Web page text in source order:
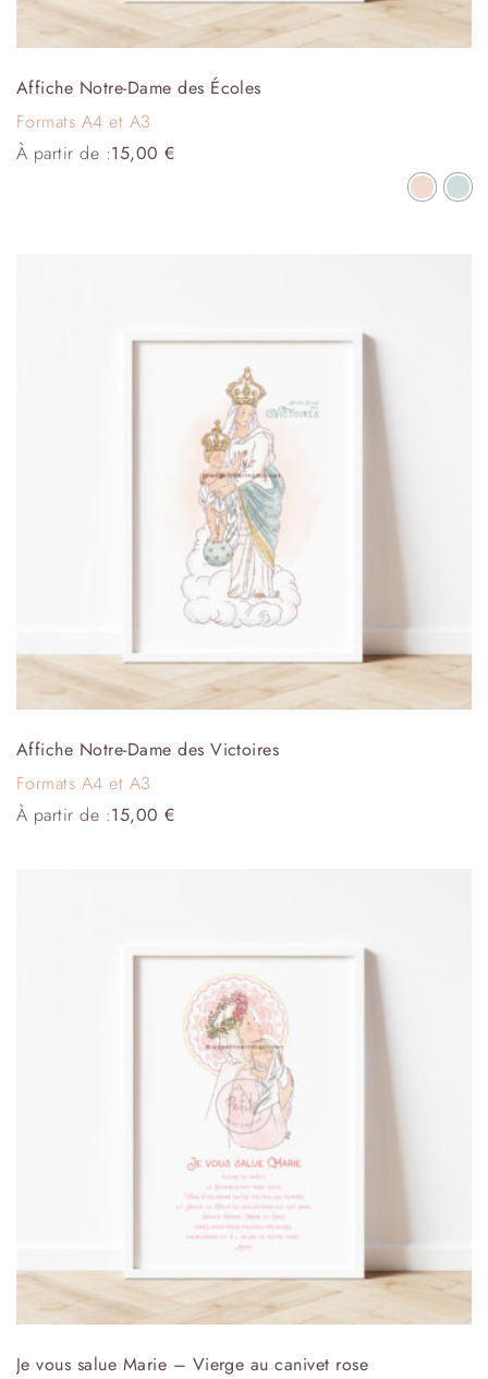
Affiche Notre-Dame des Écoles
Formats A4 et A3
À partir de :15,00€
Affiche Notre-Dame des Victoires
Formats A4 et A3
À partir de :15,00€
Je vous salue Marie – Vierge au canivet rose